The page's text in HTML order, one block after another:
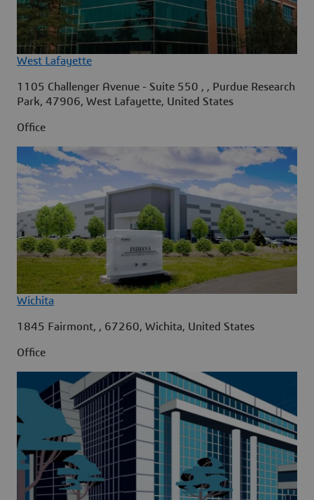
West Lafayette
1105 Challenger Avenue - Suite 550 , , Purdue Research
Park, 47906, West Lafayette, United States
Office
Wichita
1845 Fairmont, , 67260, Wichita, United States
Office